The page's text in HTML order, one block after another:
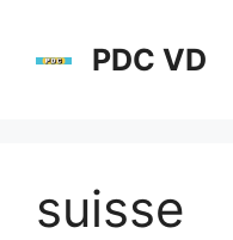
PDC VD
suisse